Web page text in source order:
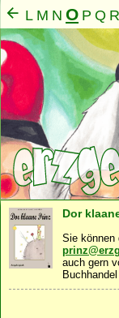
L M N O P Q R
V W X
Mensch·
Dor
Sie können
auch gern